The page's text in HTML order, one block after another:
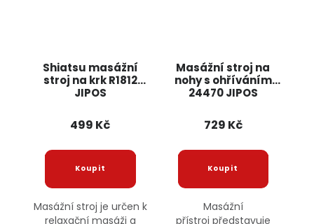
Shiatsu masážní
stroj na krk R1812
JIPOS
499 Kč
Masážní stroj je určen k
relaxační masáži a
Masážní stroj na
nohy s ohříváním
24470 JIPOS
729 Kč
Masážní
přístroj představuje